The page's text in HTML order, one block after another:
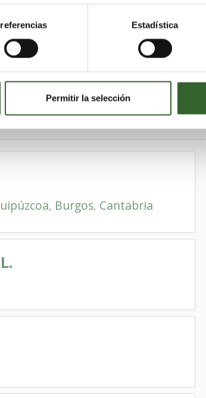
Estadística
Permitir la selección
Anievas
Valle de Villaverde
Valdeprado del Río
al Mar
Miengo
, Burgos, Cantabria